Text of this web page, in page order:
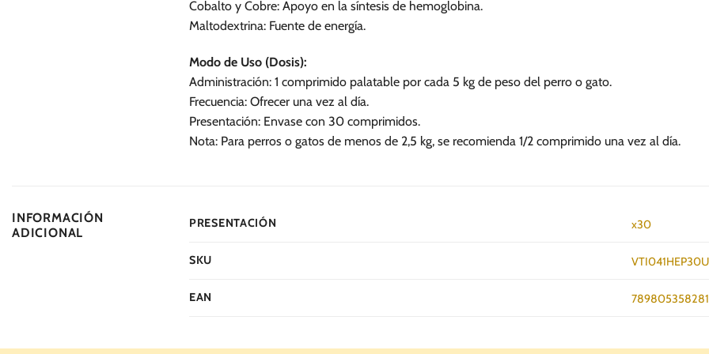
Cobalto y Cobre: Apoyo en la síntesis de hemoglobina.
Maltodextrina: Fuente de energía.
Modo de Uso (Dosis):
Administración: 1 comprimido palatable por cada 5 kg de peso del perro o gato.
Frecuencia: Ofrecer una vez al día.
Presentación: Envase con 30 comprimidos.
Nota: Para perros o gatos de menos de 2,5 kg, se recomienda 1/2 comprimido una vez al día.
INFORMACIÓN
ADICIONAL
PRESENTACIÓN x30
SKU VTI041HEP30U
EAN